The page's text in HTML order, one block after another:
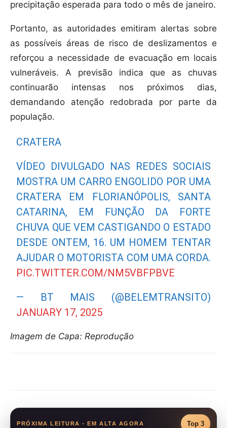
precipitação esperada para todo o mês de janeiro.
Portanto, as autoridades emitiram alertas sobre
as possíveis áreas de risco de deslizamentos e
reforçou a necessidade de evacuação em locais
vulneráveis. A previsão indica que as chuvas
continuarão intensas nos próximos dias,
demandando atenção redobrada por parte da
população.
CRATERA
VÍDEO DIVULGADO NAS REDES SOCIAIS
MOSTRA UM CARRO ENGOLIDO POR UMA
CRATERA EM FLORIANÓPOLIS, SANTA
CATARINA, EM FUNÇÃO DA FORTE
CHUVA QUE VEM CASTIGANDO O ESTADO
DESDE ONTEM, 16. UM HOMEM TENTAR
AJUDAR O MOTORISTA COM UMA CORDA.
PIC.TWITTER.COM/NM5VBFPBVE
— BT MAIS (@BELEMTRANSITO)
JANUARY 17, 2025
Imagem de Capa: Reprodução
PRÓXIMA LEITURA - EM ALTA AGORA Top 3